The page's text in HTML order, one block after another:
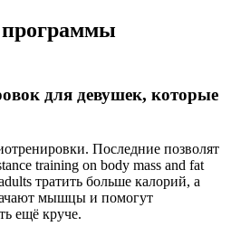
для девушек, которые
Последние позволят
training on body mass and fat
тратить больше калорий, а
мышцы и помогут
ещё круче.